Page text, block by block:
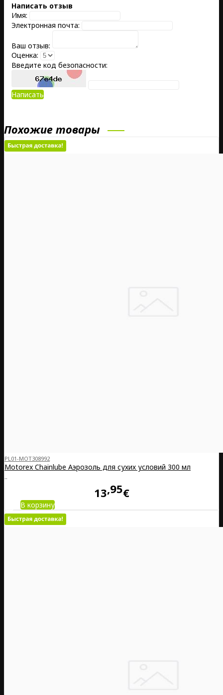
Написать отзыв
Имя:
Электронная почта:
Ваш отзыв:
Оценка:
Введите код безопасности:
Написать
Похожие товары
PL01-MOT308992
Motorex Chainlube Аэрозоль для сухих условий 300 мл
..
13 95€
В корзину